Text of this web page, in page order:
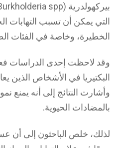
التي يمكن أن تسبب التهابات
الخطيرة، وخاصة في الفئات
وقد لاحظت إحدى الدراسات
البكتيريا في الأشخاص الذين
وأشارت النتائج إلى أنه يمنع
بالمضادات الحيوية.
لذلك، خلص الباحثون إلى أن